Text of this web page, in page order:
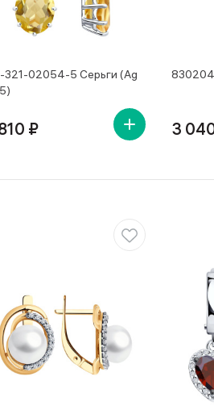
02054-5 Серьги (Ag
₽ 3